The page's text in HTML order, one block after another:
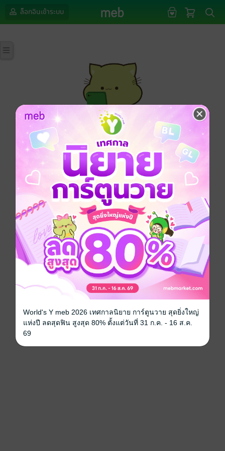
ล็อกอินเข้าระบบ
กรุณาเข้าสู่ระบบก่อนดำเนินรายการด้วยค่ะ
ล็อกอินเข้าระบบ
World's Y meb 2026 เทศกาลนิยาย การ์ตูนวาย สุดยิ่งใหญ่
แห่งปี ลดสุดฟิน สูงสุด 80% ตั้งแต่วันที่ 31 ก.ค. - 16 ส.ค.
69